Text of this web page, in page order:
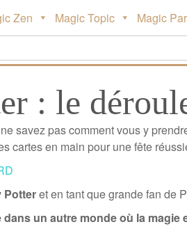
Zen Magic Topic
Magic
: le
savez pas comment vous y
cartes en main pour une fête
Potteret en tant que grande fan de
un autre monde où la magie